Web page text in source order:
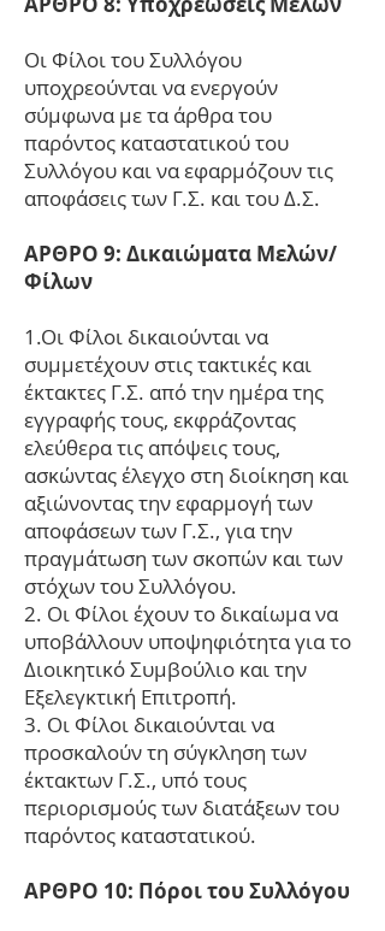
Οι Φίλοι του Συλλόγου
υποχρεούνται να ενεργούν
σύμφωνα με τα άρθρα του
παρόντος καταστατικού του
Συλλόγου και να εφαρμόζουν τις
αποφάσεις των Γ.Σ. και του Δ.Σ.
ΑΡΘΡΟ 9: Δικαιώματα Μελών/
Φίλων
1.Οι Φίλοι δικαιούνται να
συμμετέχουν στις τακτικές και
έκτακτες Γ.Σ. από την ημέρα της
εγγραφής τους, εκφράζοντας
ελεύθερα τις απόψεις τους,
ασκώντας έλεγχο στη διοίκηση και
αξιώνοντας την εφαρμογή των
αποφάσεων των Γ.Σ., για την
πραγμάτωση των σκοπών και των
στόχων του Συλλόγου.
2. Οι Φίλοι έχουν το δικαίωμα να
υποβάλλουν υποψηφιότητα για το
Διοικητικό Συμβούλιο και την
Εξελεγκτική Επιτροπή.
3. Οι Φίλοι δικαιούνται να
προσκαλούν τη σύγκληση των
έκτακτων Γ.Σ., υπό τους
περιορισμούς των διατάξεων του
παρόντος καταστατικού.
ΑΡΘΡΟ 10: Πόροι του Συλλόγου